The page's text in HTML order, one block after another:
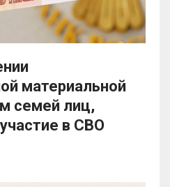
материальной
семей лиц,
в СВО